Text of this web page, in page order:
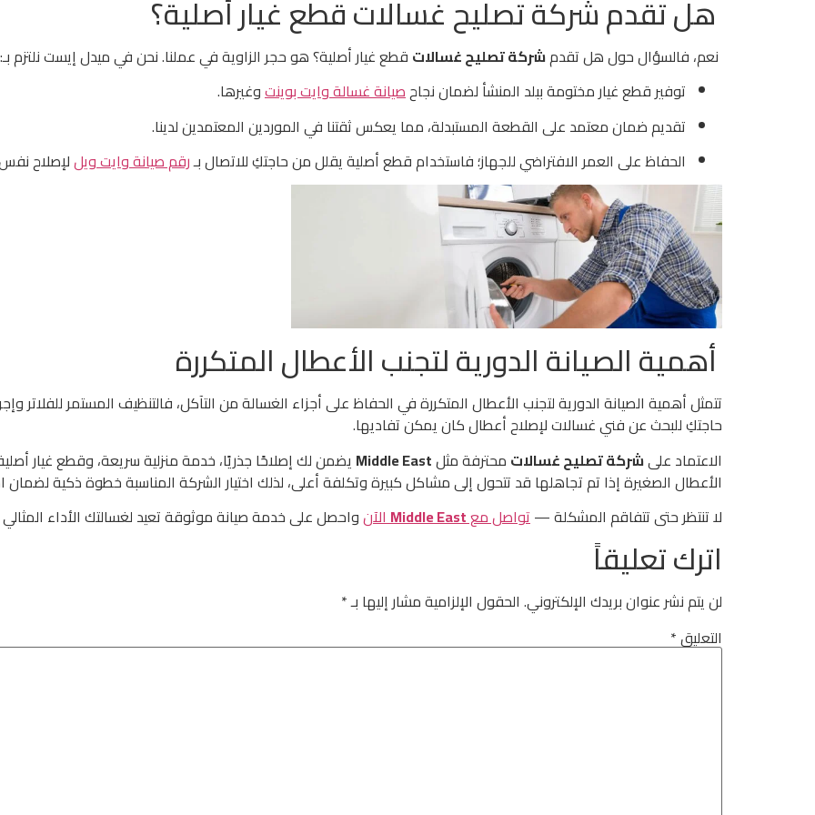
هل تقدم شركة تصليح غسالات قطع غيار أصلية؟
نعم، فالسؤال حول هل تقدمشركة تصليح غسالات قطع غيار أصلية؟ هو حجر الزاوية في عملنا. نحن في ميدل إيست نلتزم بـ:
توفير قطع غيار مختومة ببلد المنشأ لضمان نجاحصيانة غسالة وايت بوينتوغيرها.
تقديم ضمان معتمد على القطعة المستبدلة، مما يعكس ثقتنا في الموردين المعتمدين لدينا.
الحفاظ على العمر الافتراضي للجهاز؛ فاستخدام قطع أصلية يقلل من حاجتكِ للاتصال بـرقم صيانة وايت ويللإصلاح
أهمية الصيانة الدورية لتجنب الأعطال المتكررة
تتمثل أهمية الصيانة الدورية لتجنب الأعطال المتكررة في الحفاظ على أجزاء الغسالة من التآكل، فالتنظيف المستمر للفلاتر
حاجتكِ للبحث عن فني غسالات لإصلاح أعطال كان يمكن تفاديها.
الاعتماد علىشركة تصليح غسالات محترفة مثلMiddle East يضمن لك إصلاحًا جذريًا، خدمة منزلية سريعة، وقطع غيار
الأعطال الصغيرة إذا تم تجاهلها قد تتحول إلى مشاكل كبيرة وتكلفة أعلى، لذلك اختيار الشركة المناسبة خطوة ذكية
لا تنتظر حتى تتفاقم المشكلة —تواصل معMiddle Eastالآنواحصل على خدمة صيانة موثوقة تعيد لغسالتك الأداء
اترك تعليقاً
لن يتم نشر عنوان بريدك الإلكتروني. الحقول الإلزامية مشار إليها بـ*
التعليق*